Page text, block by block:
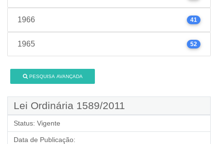
1966 41
1965 52
PESQUISA AVANÇADA
Lei Ordinária 1589/2011
Status: Vigente
Data de Publicação: